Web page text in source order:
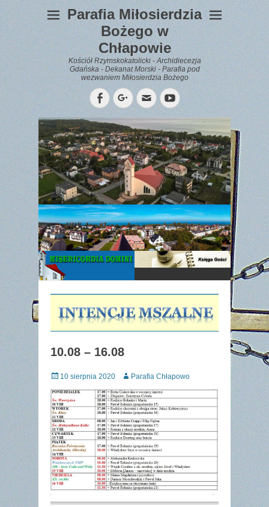
Parafia Miłosierdzia
Bożego w
Chłapowie
Kościół Rzymskokatolicki - Archidiecezja
Gdańska - Dekanat Morski - Parafia pod
wezwaniem Miłosierdzia Bożego
FacebookGoogleplus
EmailYouTube
WYPOCZYNEK
Gazetka
Parafialna
10.08 – 16.08
Posted
on
10 sierpnia 2020 AuthorParafia Chłapowo